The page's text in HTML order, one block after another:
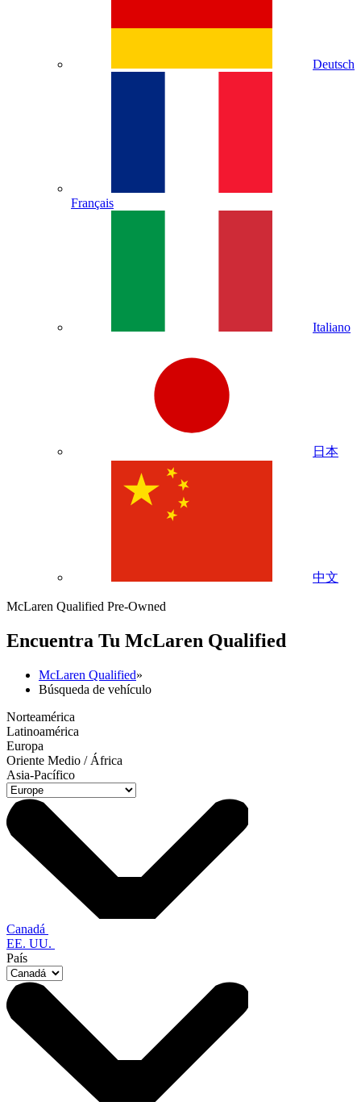
Deutsch
Français
Italiano
日本
中文
McLaren Qualified Pre-Owned
Encuentra Tu McLaren Qualified
McLaren Qualified»
Búsqueda de vehículo
Norteamérica
Latinoamérica
Europa
Oriente Medio / África
Asia-Pacífico
Canadá
EE. UU.
País